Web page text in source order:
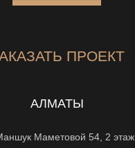
ПРОЕКТ
АЛМАТЫ
Маметовой 54, 2 этаж